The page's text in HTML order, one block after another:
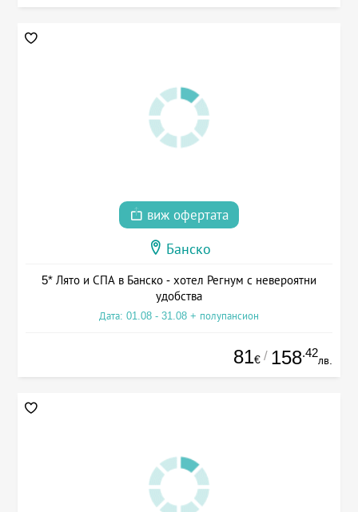
виж офертата
Банско
5* Лято и СПА в Банско - хотел Регнум с невероятни
удобства
Дата: 01.08 - 31.08 + полупансион
81€ / 158.42
лв.